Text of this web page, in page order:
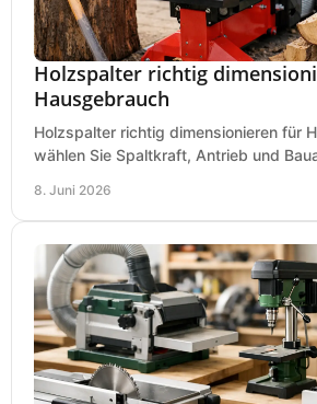
Holzspalter richtig
Hausgebrauch
Holzspalter richtig dimensionieren für
wählen Sie Spaltkraft, Antrieb und
8. Juni 2026